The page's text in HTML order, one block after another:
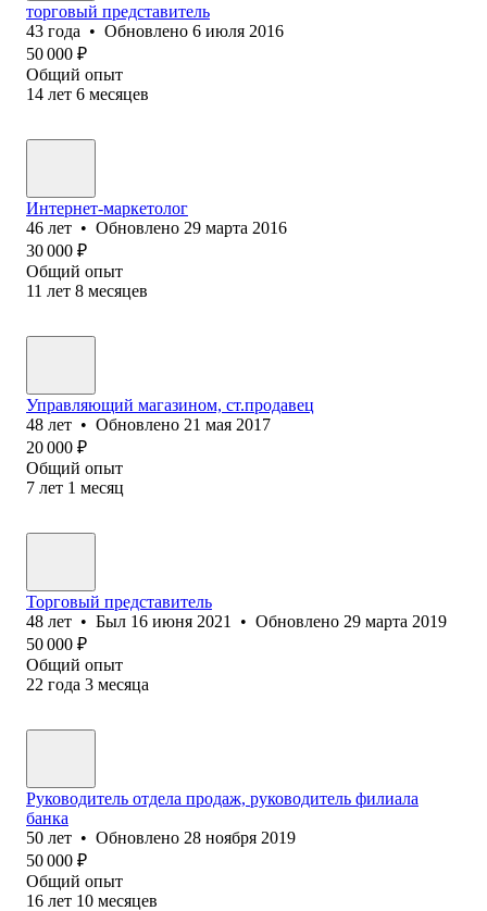
торговый представитель
43 года • Обновлено 6 июля 2016
50 000 ₽
Общий опыт
14 лет 6 месяцев
Интернет-маркетолог
46 лет • Обновлено 29 марта 2016
30 000 ₽
Общий опыт
11 лет 8 месяцев
Управляющий магазином, ст.продавец
48 лет • Обновлено 21 мая 2017
20 000 ₽
Общий опыт
7 лет 1 месяц
Торговый представитель
48 лет • Был 16 июня 2021 • Обновлено 29 марта 2019
50 000 ₽
Общий опыт
22 года 3 месяца
Руководитель отдела продаж, руководитель филиала
банка
50 лет • Обновлено 28 ноября 2019
50 000 ₽
Общий опыт
16 лет 10 месяцев